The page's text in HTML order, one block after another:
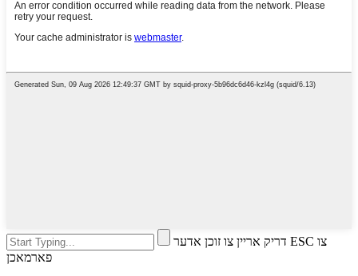
דריק אריין צו זוכן אדער ESC צו
פארמאכן